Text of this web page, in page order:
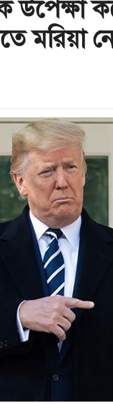
উপেক্ষা
মরিয়া